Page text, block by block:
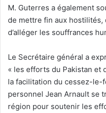
M. Guterres a également
de mettre fin aux
d’alléger les souffrances
Le Secrétaire général a
« les efforts du Pakistan et
la facilitation du cessez-le-
personnel Jean Arnault se
région pour soutenir les